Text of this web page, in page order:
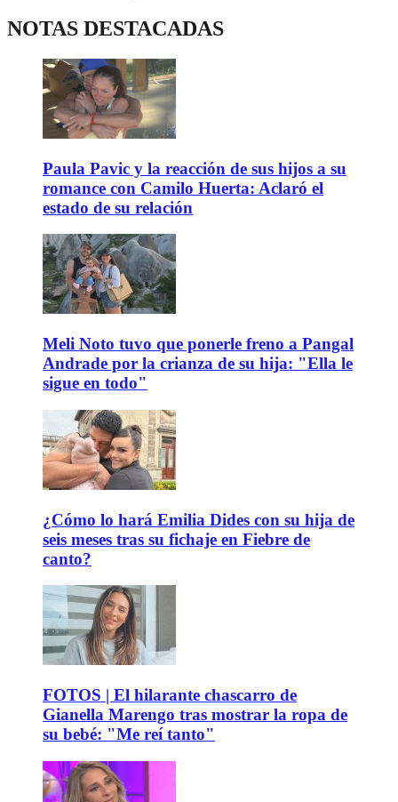
NOTAS DESTACADAS
Paula Pavic y la reacción de sus hijos a su
romance con Camilo Huerta: Aclaró el
estado de su relación
Meli Noto tuvo que ponerle freno a Pangal
Andrade por la crianza de su hija: "Ella le
sigue en todo"
¿Cómo lo hará Emilia Dides con su hija de
seis meses tras su fichaje en Fiebre de
canto?
FOTOS | El hilarante chascarro de
Gianella Marengo tras mostrar la ropa de
su bebé: "Me reí tanto"